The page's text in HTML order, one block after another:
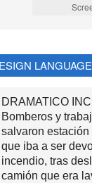
LANGUAGE
DRAMATICO
Bomberos y
salvaron
que iba a ser
incendio, tras
camión que era